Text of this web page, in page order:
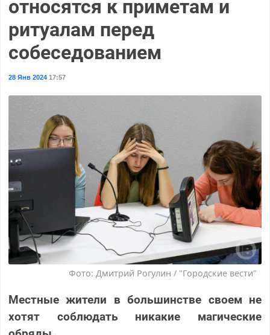
относятся к приметам и
ритуалам перед
собеседованием
28 Янв 202417:57
Фото: Дмитрий Рогулин / "Городские вести"
Местные жители в большинстве своем не
хотят соблюдать никакие магические